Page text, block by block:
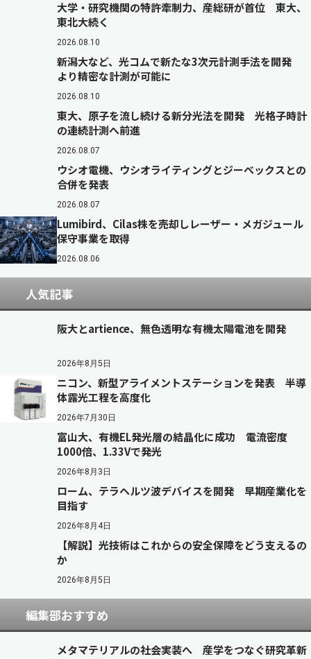
大学・研究機関の特許牽制力、産総研が首位 東大、
東北大続く
2026.08.10
新潟大など、光コムで新たな3次元計測手法を開発
より精密な計測が可能に
2026.08.10
東大、原子を流し続ける新分光法を開発 光格子時計
の連続計測へ前進
2026.08.07
ウシオ電機、ウシオライティングとジーベックスとの
合併を発表
2026.08.07
Lumibird、Cilas株を売却しレーザー・メガジュール
保守事業を取得
2026.08.06
人気記事
阪大とartience、無色透明な有機太陽電池を開発
2026年8月5日
ニコン、新型アライメントステーションを発表 半導
体露光工程を高度化
2026年7月30日
富山大、有機EL発光層の結晶化に成功 電流密度
1000倍、1.33Vで発光
2026年8月3日
ローム、テラヘルツ波デバイスを開発 早期産業化を
目指す
2026年8月4日
【解説】光技術はこれからの安全保障をどう支えるの
か
2026年8月5日
編集部おすすめ
メタマテリアルの社会実装へ 産学をつなぐ研究革新